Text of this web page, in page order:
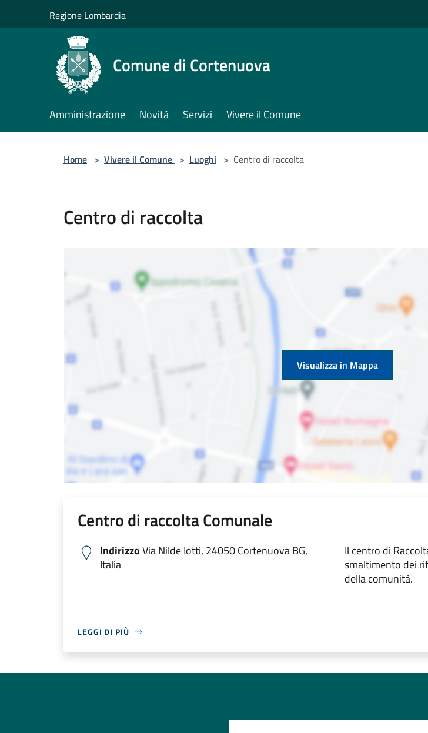
Regione Lombardia
Comune di Cortenuova
Amministrazione Novità Servizi Vivere il Comune
Home > Vivere il Comune > Luoghi > Centro di raccolta
Centro di raccolta
Visualizza in Mappa
Centro di raccolta Comunale
IndirizzoVia Nilde Iotti, 24050 Cortenuova BG,
Italia
Il centro di
smaltimento dei
della comunità.
LEGGI DI PIÙ